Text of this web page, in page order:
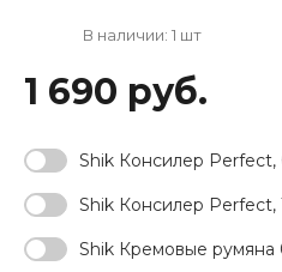
В наличии: 1 шт
1 690 руб.
Shik Консилер Perfect,
Shik Консилер Perfect,
Shik Кремовые румяна